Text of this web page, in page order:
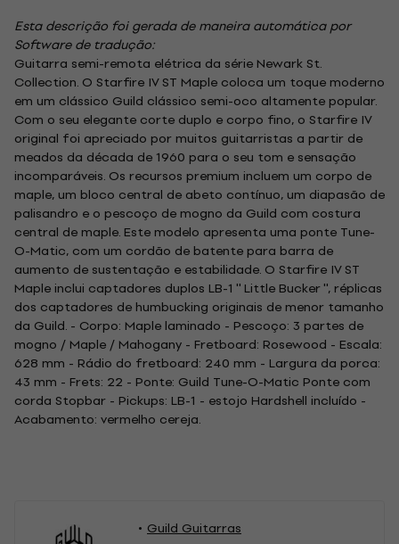
Esta descrição foi gerada de maneira automática por
Software de tradução:
Guitarra semi-remota elétrica da série Newark St.
Collection. O Starfire IV ST Maple coloca um toque moderno
em um clássico Guild clássico semi-oco altamente popular.
Com o seu elegante corte duplo e corpo fino, o Starfire IV
original foi apreciado por muitos guitarristas a partir de
meados da década de 1960 para o seu tom e sensação
incomparáveis. Os recursos premium incluem um corpo de
maple, um bloco central de abeto contínuo, um diapasão de
palisandro e o pescoço de mogno da Guild com costura
central de maple. Este modelo apresenta uma ponte Tune-
O-Matic, com um cordão de batente para barra de
aumento de sustentação e estabilidade. O Starfire IV ST
Maple inclui captadores duplos LB-1 '' Little Bucker '', réplicas
dos captadores de humbucking originais de menor tamanho
da Guild. - Corpo: Maple laminado - Pescoço: 3 partes de
mogno / Maple / Mahogany - Fretboard: Rosewood - Escala:
628 mm - Rádio do fretboard: 240 mm - Largura da porca:
43 mm - Frets: 22 - Ponte: Guild Tune-O-Matic Ponte com
corda Stopbar - Pickups: LB-1 - estojo Hardshell incluído -
Acabamento: vermelho cereja.
Guild Guitarras